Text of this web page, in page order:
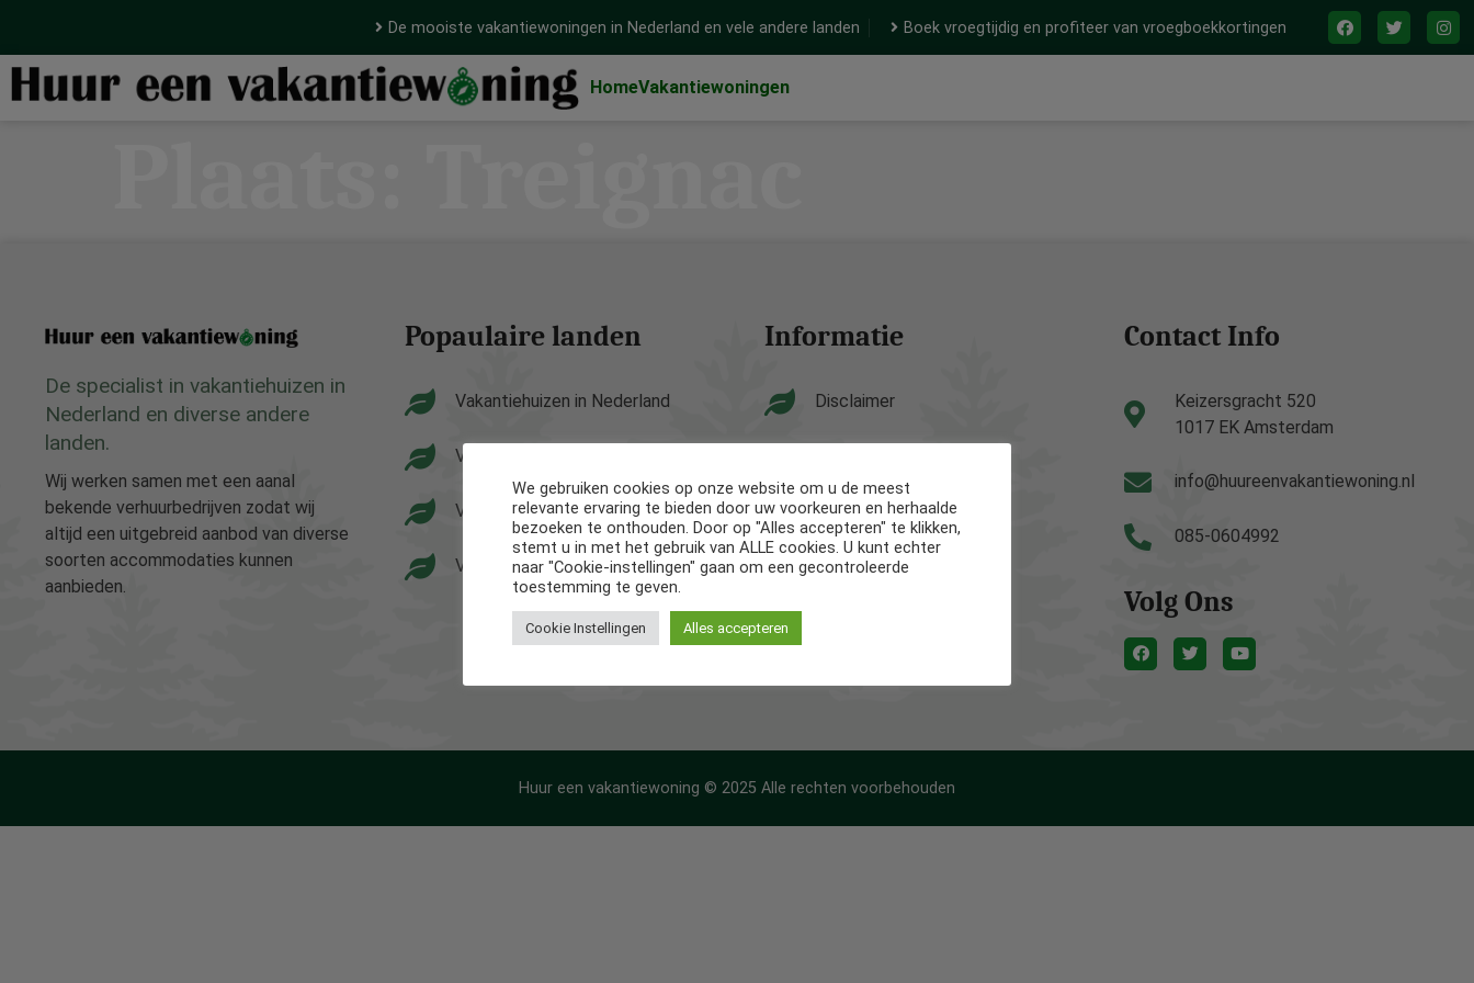
De mooiste vakantiewoningen in Nederland en vele andere landen Boek vroegtijdig en profiteer van vroegboekkortingen
HomeVakantiewoningen
De specialist in vakantiehuizen in
Nederland en diverse andere
landen.
Wij werken samen met een aanal
bekende verhuurbedrijven zodat wij
altijd een uitgebreid aanbod van diverse
soorten accommodaties kunnen
aanbieden.
Popaulaire landen
Vakantiehuizen in Nederland
Vakantiehuizen in België
Vakantiehuizen in Frankrijk
Vakantiehuizen in Spanje
Informatie
Disclaimer
Contact Info
Keizersgracht 520
1017 EK Amsterdam
info@huureenvakantiewoning.nl
085-0604992
Volg Ons
Huur een vakantiewoning © 2025 Alle rechten voorbehouden
We gebruiken cookies op onze website om u de meest
relevante ervaring te bieden door uw voorkeuren en herhaalde
bezoeken te onthouden. Door op "Alles accepteren" te klikken,
stemt u in met het gebruik van ALLE cookies. U kunt echter
naar "Cookie-instellingen" gaan om een gecontroleerde
toestemming te geven.
Cookie Instellingen Alles accepteren